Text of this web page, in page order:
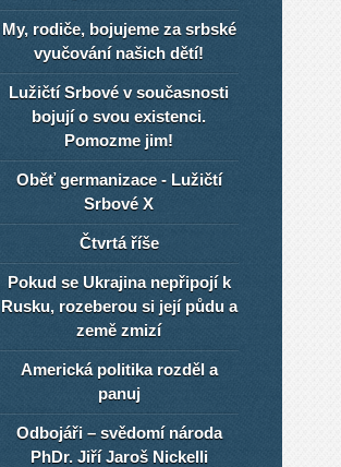
My, rodiče, bojujeme za srbské
vyučování našich dětí!
Lužičtí Srbové v současnosti
bojují o svou existenci.
Pomozme jim!
Oběť germanizace - Lužičtí
Srbové X
Čtvrtá říše
Pokud se Ukrajina nepřipojí k
Rusku, rozeberou si její půdu a
země zmizí
Americká politika rozděl a
panuj
Odbojáři – svědomí národa
PhDr. Jiří Jaroš Nickelli